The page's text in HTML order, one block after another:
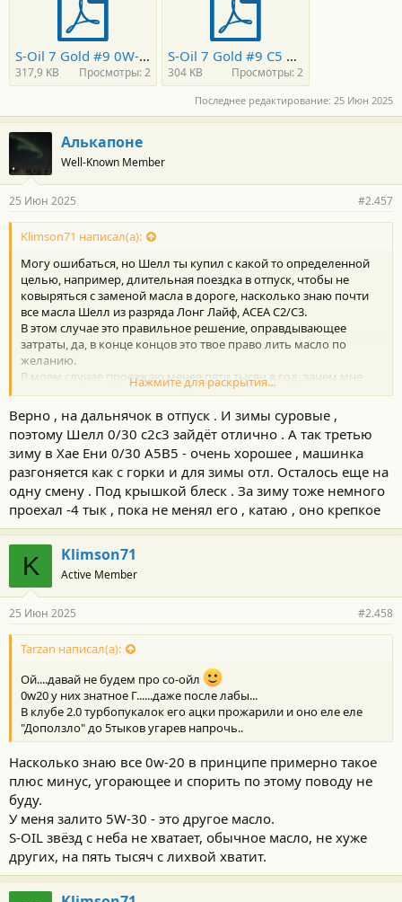
S-Oil 7 Gold #9 0W-20 (7000 км).pdf
317,9 KB Просмотры: 2
S-Oil 7 Gold #9 C5 0W-20 свежее.pdf
304 KB Просмотры: 2
Последнее редактирование: 25 Июн 2025
Алькапоне
Well-Known Member
25 Июн 2025 #2.457
Klimson71 написал(а):
Могу ошибаться, но Шелл ты купил с какой то определенной
целью, например, длительная поездка в отпуск, чтобы не
ковыряться с заменой масла в дороге, насколько знаю почти
все масла Шелл из разряда Лонг Лайф, АСЕА С2/С3.
В этом случае это правильное решение, оправдывающее
затраты, да, в конце концов это твое право лить масло по
желанию.
В моем случае проезжаю менее пяти тысяч в год, зачем мне
Шелл? мне в вполне сойдёт S-OIL с моим любимым
Нажмите для раскрытия...
Верно , на дальнячок в отпуск . И зимы суровые ,
поэтому Шелл 0/30 с2с3 зайдёт отлично . А так третью
зиму в Хае Ени 0/30 А5В5 - очень хорошее , машинка
разгоняется как с горки и для зимы отл. Осталось еще на
одну смену . Под крышкой блеск . За зиму тоже немного
проехал -4 тык , пока не менял его , катаю , оно крепкое
K Klimson71
Active Member
25 Июн 2025 #2.458
Tarzan написал(а):
Ой....давай не будем про со-ойл
0w20 у них знатное Г......даже после лабы...
В клубе 2.0 турбопукалок его ацки прожарили и оно еле еле
"Доползло" до 5тыков угарев напрочь..
Насколько знаю все 0w-20 в принципе примерно такое
плюс минус, угорающее и спорить по этому поводу не
буду.
У меня залито 5W-30 - это другое масло.
S-OIL звёзд с неба не хватает, обычное масло, не хуже
других, на пять тысяч с лихвой хватит.